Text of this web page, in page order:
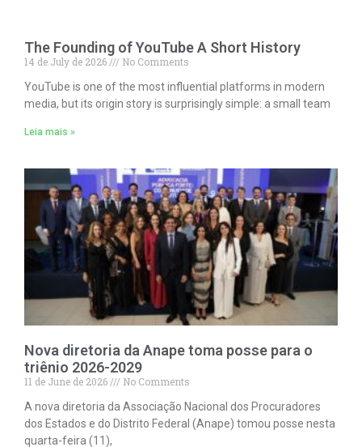
The Founding of YouTube A Short History
14 de July de 2026
No Comments
YouTube is one of the most influential platforms in modern
media, but its origin story is surprisingly simple: a small team
Leia mais »
Nova diretoria da Anape toma posse para o
triênio 2026-2029
11 de June de 2026
No Comments
A nova diretoria da Associação Nacional dos Procuradores
dos Estados e do Distrito Federal (Anape) tomou posse nesta
quarta-feira (11),